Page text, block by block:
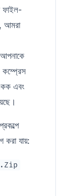
ফাইল-
আমরা
কম্প্রেস
এবং
করা যায়: